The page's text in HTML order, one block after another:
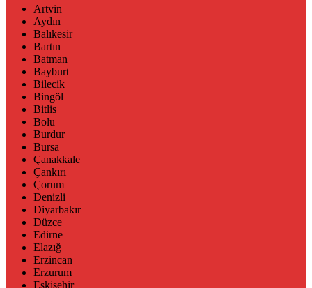
Artvin
Aydın
Balıkesir
Bartın
Batman
Bayburt
Bilecik
Bingöl
Bitlis
Bolu
Burdur
Bursa
Çanakkale
Çankırı
Çorum
Denizli
Diyarbakır
Düzce
Edirne
Elazığ
Erzincan
Erzurum
Eskişehir